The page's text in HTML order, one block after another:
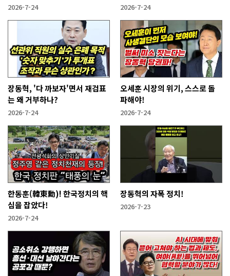
2026-7-24 2026-7-24
장동혁, '다 까보자'면서 재검표
는 왜 거부하나?
2026-7-24
오세훈 시장의 위기, 스스로 돌
파해야!
2026-7-24
한동훈(韓東勳)! 한국정치의 핵
심을 잡았다!
2026-7-24
장동혁의 자폭 정치!
2026-7-23